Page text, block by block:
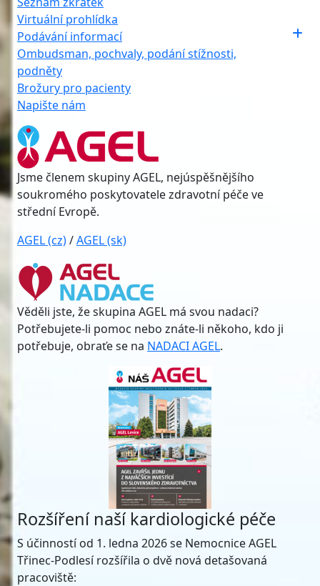
Virtuální prohlídka
Podávání informací
Ombudsman, pochvaly, podání stížnosti,
podněty
Brožury pro pacienty
Napište nám
Jsme členem skupiny AGEL, nejúspěšnějšího
soukromého poskytovatele zdravotní péče ve
střední Evropě.
AGEL (cz)/AGEL (sk)
Věděli jste, že skupina AGEL má svou nadaci?
Potřebujete-li pomoc nebo znáte-li někoho, kdo ji
potřebuje, obraťe se na NADACI AGEL.
Rozšíření naší kardiologické péče
S účinností od 1. ledna 2026 se Nemocnice AGEL
Třinec-Podlesí rozšířila o dvě nová detašovaná
pracoviště: